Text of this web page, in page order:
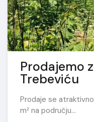
Prodajemo
Trebeviću
Prodaje se
m² na području…